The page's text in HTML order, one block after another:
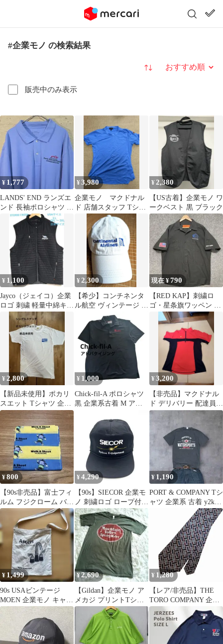
#企業モノ の検索結果
販売中のみ表示
並び替え
¥ 1,777
LANDS' END ランズエ
ンド 長袖ポロシャツ 企
業刺繍 ワンポイント
¥3,980
企業モノ マクドナル
ド 店舗スタッフ Tシャ
ツ 青 Mロゴ ワンポイ
ント S-R
¥ 2,380
【US古着】企業モノ ワ
ークベスト 黒 ブラック
¥ 1,100
Jayco（ジェイコ）企業
ロゴ 刺繍 軽量中綿キル
ティングベスト
¥ 2,300
【希少】コンチネンタ
ル航空 ヴィンテージ キ
ャップ 企業ロゴ 刺繍
現在 ¥790
【RED KAP】刺繍ロ
ゴ・星条旗ワッペン 半
袖ワークシャツ 企業系
ブラック
¥2,800
【新品未使用】ポカリ
スエット Tシャツ 企業
モノ 企業T シングル
ステッチ
¥ 1,000
Chick-fil-A ポロシャツ
黒 企業系古着 M アド
¥3,200
【非売品】マクドナル
ド デリバリー 配達員
制服 ハーフジップ 半袖
LL
¥800
【90s非売品】富士フィ
ルム フジクローム バン
ダナ レトロ 企業モノ
¥ 4,290
【90s】SIECOR 企業モ
ノ 刺繍ロゴ ロープ付き
トラッカーキャップ 帽
子
¥ 1,190
PORT & COMPANY Tシ
ャツ 企業系 古着 y2k
¥ 1,499
90s USAビンテージ
MOEN 企業モノ キャン
バス トートバッグ アメ
カジ
¥2,690
【Gildan】企業モノ ア
メカジ プリントTシャ
ツ カーキ モスグリーン
¥ 1,280
【レア/非売品】THE
TORO COMPANY 企業
限定ネクタイ 総柄